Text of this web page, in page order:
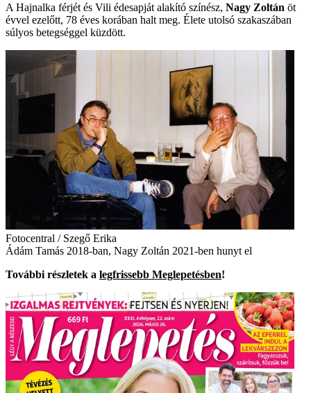
A Hajnalka férjét és Vili édesapját alakító színész, Nagy Zoltán öt
évvel ezelőtt, 78 éves korában halt meg. Élete utolsó szakaszában
súlyos betegséggel küzdött.
Fotocentral / Szegő Erika
Ádám Tamás 2018-ban, Nagy Zoltán 2021-ben hunyt el
További részletek a legfrissebb Meglepetésben!